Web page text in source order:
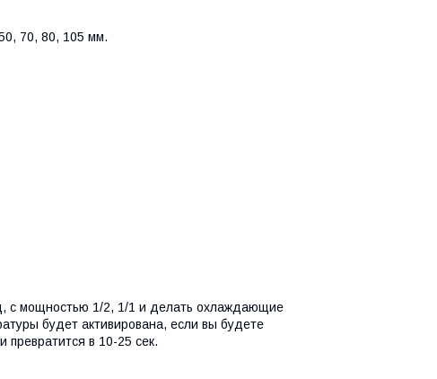
70, 80, 105 мм.
с мощностью 1/2, 1/1 и делать охлаждающие
будет активирована, если вы будете
превратится в 10-25 сек.